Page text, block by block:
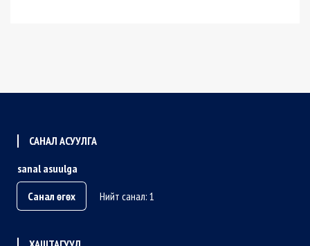
САНАЛ АСУУЛГА
sanal asuulga
Санал өгөх
Нийт санал: 1